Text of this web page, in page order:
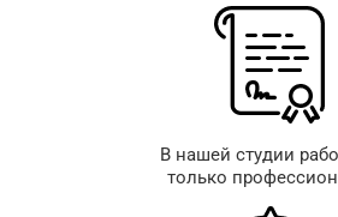
В нашей студии
только